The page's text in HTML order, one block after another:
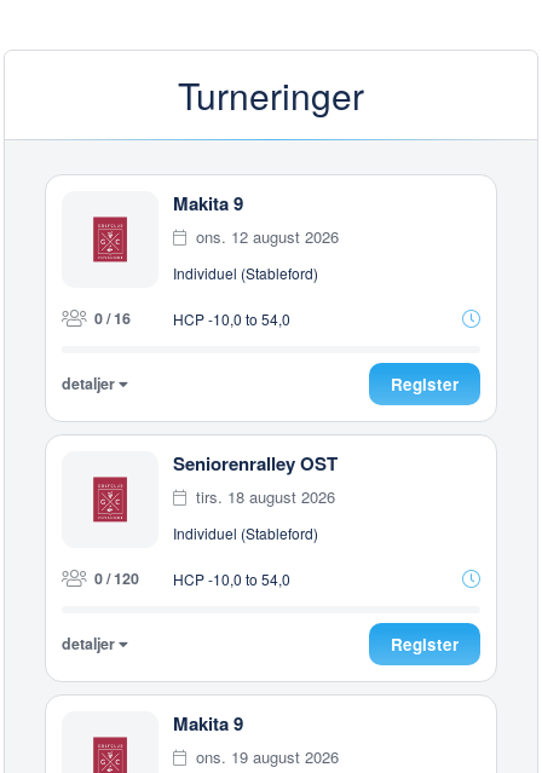
Turneringer
Makita 9
ons. 12 august 2026
Individuel (Stableford)
0 / 16 HCP -10,0 to 54,0
detaljer Register
Seniorenralley OST
tirs. 18 august 2026
Individuel (Stableford)
0 / 120 HCP -10,0 to 54,0
detaljer Register
Makita 9
ons. 19 august 2026